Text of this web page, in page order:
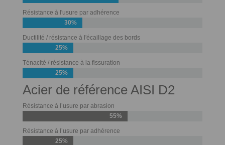
Résistance à l'usure par adhérence
30%
Ductilité / résistance à l'écaillage des bords
25%
Ténacité / résistance à la fissuration
25%
Acier de référence AISI D2
Résistance à l’usure par abrasion
55%
Résistance à l’usure par adhérence
25%